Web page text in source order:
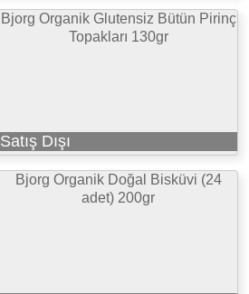
Bjorg Organik Glutensiz Bütün Pirinç
Topakları 130gr
Satış Dışı
Bjorg Organik Doğal Bisküvi (24
adet) 200gr